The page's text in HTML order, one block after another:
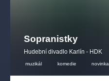
Sopranistky
Hudební divadlo Karlín - HDK
muzikál komedie novinka